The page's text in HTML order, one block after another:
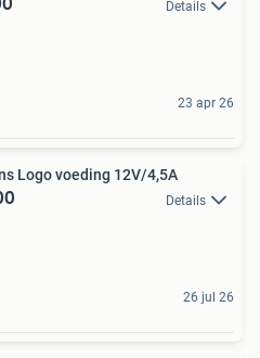
Details
23 apr 26
Logo voeding 12V/4,5A
Details
26 jul 26